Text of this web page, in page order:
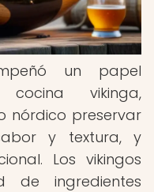
un papel
vikinga,
nórdico preservar
y textura, y
Los vikingos
de ingredientes